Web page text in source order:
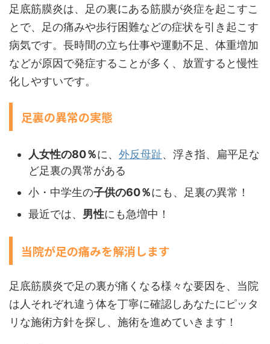
足底筋膜炎は、足の裏にある筋膜が炎症を起こすこ
とで、足の痛みや歩行困難などの症状を引き起こす
病気です。長時間の立ち仕事や運動不足、体重増加
などが原因で発症することが多く、放置すると慢性
化しやすいです。
足裏の異常の実態
人女性の80％に、 外反母趾、浮き指、扁平足な
ど足裏の異常がある
小・中学生の子供の60％にも、足裏の異常！
最近では、 男性にも急増中！
当院が足の痛みを解消します
足底筋膜炎で足の裏が痛くなる様々な要因を、当院
は人それぞれ違う体を丁寧に確認しあなたにピッタ
リな施術方針を探し、施術を進めていきます！